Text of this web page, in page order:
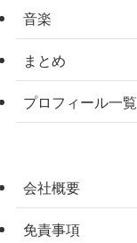
音楽
まとめ
プロフィール一覧
会社概要
免責事項